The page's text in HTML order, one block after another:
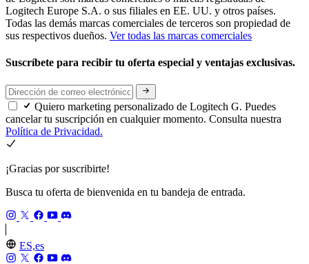
Logitech Europe S.A. o sus filiales en EE. UU. y otros países.
Todas las demás marcas comerciales de terceros son propiedad de
sus respectivos dueños. Ver todas las marcas comerciales
Suscríbete para recibir tu oferta especial y ventajas exclusivas.
Quiero marketing personalizado de Logitech G. Puedes
cancelar tu suscripción en cualquier momento. Consulta nuestra
Política de Privacidad.
¡Gracias por suscribirte!
Busca tu oferta de bienvenida en tu bandeja de entrada.
ES,es